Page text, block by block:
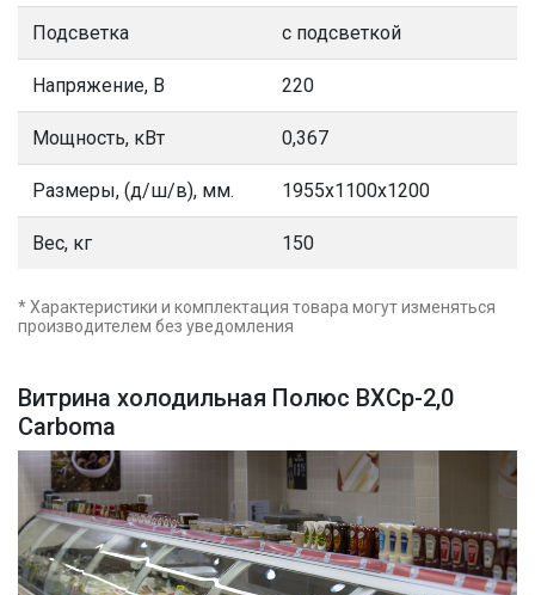
Витрина холодильная Полюс ВХСр-2,0
Сarboma
Подсветка с подсветкой
Напряжение, В 220
Мощность, кВт 0,367
Размеры, (д/ш/в), мм. 1955х1100х1200
Вес, кг 150
* Характеристики и комплектация товара могут изменяться
производителем без уведомления